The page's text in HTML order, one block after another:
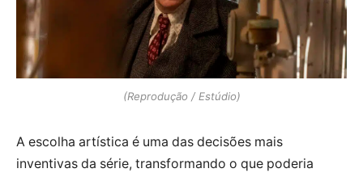
(Reprodução / Estúdio)
A escolha artística é uma das decisões mais
inventivas da série, transformando o que poderia